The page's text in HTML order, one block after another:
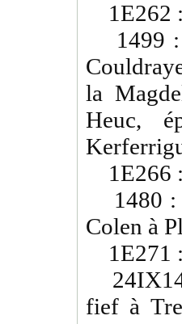
1E262
1499 :
la
Heuc,
1E266
1480 :
Colen à
1E271
fief à